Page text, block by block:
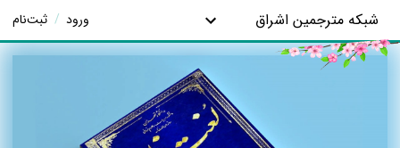
شبکه مترجمین اشراق ورود / ثبت‌نام